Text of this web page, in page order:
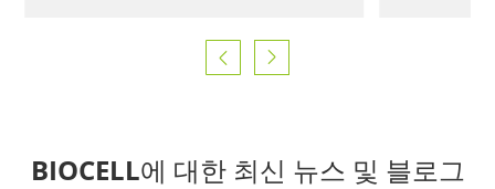
 
BIOCELL에 대한 최신 뉴스 및 블로그